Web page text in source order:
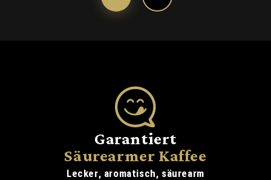
Garantiert
Säurearmer Kaffee
Lecker, aromatisch, säurearm